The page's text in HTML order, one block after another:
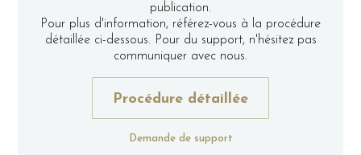
publication.
Pour plus d'information, référez-vous à la procédure
détaillée ci-dessous. Pour du support, n'hésitez pas
communiquer avec nous.
Procédure détaillée
Demande de support